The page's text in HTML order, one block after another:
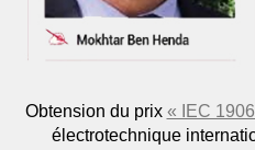
Obtension du prix « IEC
électrotechnique